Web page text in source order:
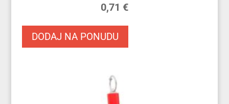
0,71 €
DODAJ NA PONUDU